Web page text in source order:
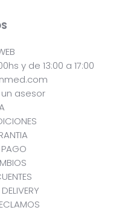
y de 13:00 a 17:00
asesor